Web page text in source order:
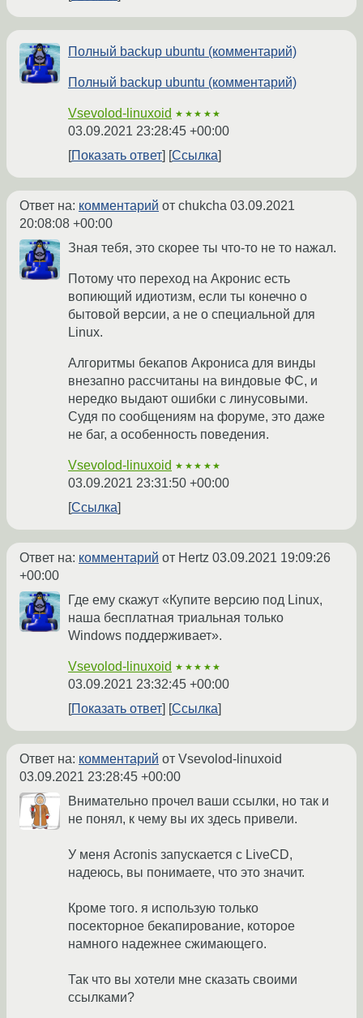
Полный backup ubuntu (комментарий)
Полный backup ubuntu (комментарий)
Vsevolod-linuxoid ★★★★★
03.09.2021 23:28:45 +00:00
Показать ответ
Ссылка
Ответ на: комментарий от chukcha 03.09.2021
20:08:08 +00:00
Зная тебя, это скорее ты что-то не то нажал.
Потому что переход на Акронис есть
вопиющий идиотизм, если ты конечно о
бытовой версии, а не о специальной для
Linux.
Алгоритмы бекапов Акрониса для винды
внезапно рассчитаны на виндовые ФС, и
нередко выдают ошибки с линусовыми.
Судя по сообщениям на форуме, это даже
не баг, а особенность поведения.
Vsevolod-linuxoid ★★★★★
03.09.2021 23:31:50 +00:00
Ссылка
Ответ на: комментарий от Hertz 03.09.2021 19:09:26
+00:00
Где ему скажут «Купите версию под Linux,
наша бесплатная триальная только
Windows поддерживает».
Vsevolod-linuxoid ★★★★★
03.09.2021 23:32:45 +00:00
Показать ответ
Ссылка
Ответ на: комментарий от Vsevolod-linuxoid
03.09.2021 23:28:45 +00:00
Внимательно прочел ваши ссылки, но так и
не понял, к чему вы их здесь привели.
У меня Acronis запускается с LiveCD,
надеюсь, вы понимаете, что это значит.
Кроме того. я использую только
посекторное бекапирование, которое
намного надежнее сжимающего.
Так что вы хотели мне сказать своими
ссылками?